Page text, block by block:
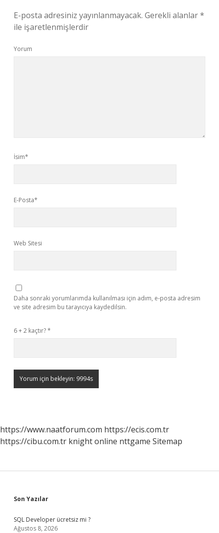
E-posta adresiniz yayınlanmayacak. Gerekli alanlar*
ile işaretlenmişlerdir
Yorum
İsim*
E-Posta*
Web Sitesi
Daha sonraki yorumlarımda kullanılması için adım, e-posta adresim
ve site adresim bu tarayıcıya kaydedilsin.
6 + 2 kaçtır?*
https://www.naatforum.com https://ecis.com.tr
https://cibu.com.tr knight online nttgame Sitemap
Sidebar
Son Yazılar
SQL Developer ücretsiz mi ?
Ağustos 8, 2026